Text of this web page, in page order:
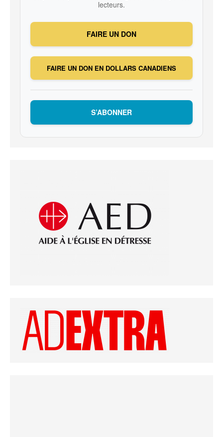
lecteurs.
FAIRE UN DON
FAIRE UN DON EN DOLLARS CANADIENS
S’ABONNER